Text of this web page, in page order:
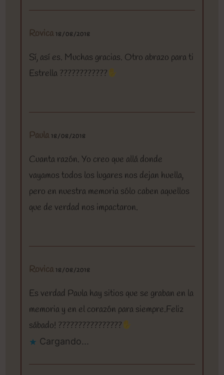
Rovica 18/08/2018
Sí, así es. Muchas gracias. Otro abrazo para ti
Estrella ????????????
Paula 18/08/2018
Cuanta razón. Yo creo que allá donde
vayamos todos los lugares nos dejan huella,
pero en nuestra memoria sólo caben aquellos
que de verdad nos impactaron.
Rovica 18/08/2018
Es verdad Paula hay sitios que se graban en la
memoria y en el corazón para siempre.Feliz
sábado! ????????????????
Cargando...